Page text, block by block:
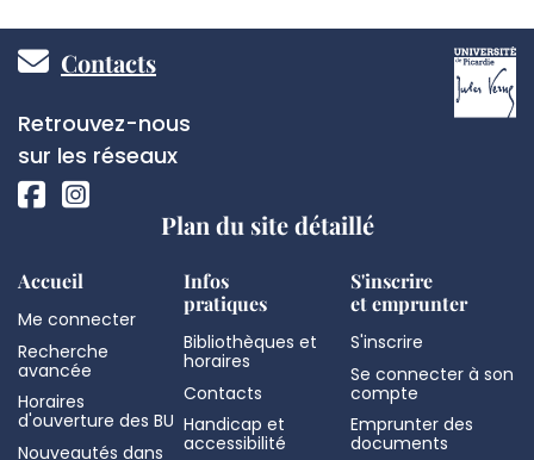
Pied
de
page
Contacts
Réseaux
sociaux
Retrouvez-nous
sur les réseaux
Plan du site détaillé
Accueil
Me connecter
Recherche
avancée
Horaires
d'ouverture des BU
Nouveautés dans
Infos
pratiques
Bibliothèques et
horaires
Contacts
Handicap et
accessibilité
S'inscrire
et emprunter
S'inscrire
Se connecter à son
compte
Emprunter des
documents